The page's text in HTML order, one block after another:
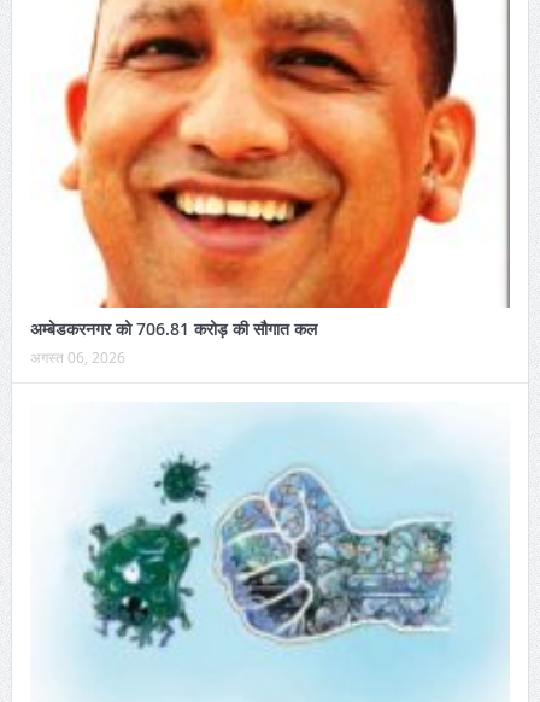
अम्बेडकरनगर को 706.81 करोड़ की सौगात कल
अगस्त 06, 2026